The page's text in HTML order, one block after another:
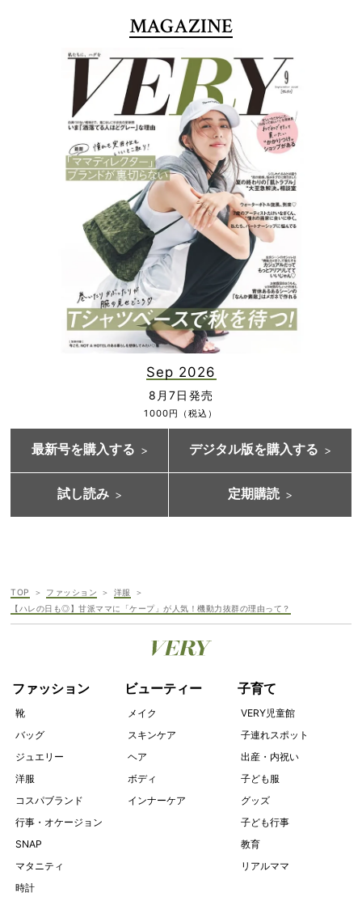
MAGAZINE
Sep 2026
8月7日発売
1000円（税込）
最新号を購入する デジタル版を購入する
試し読み 定期購読
TOP ファッション
洋服
【ハレの日も◎】甘派ママに「ケープ」が人気！機動力抜群の理由って？
ファッション
靴
バッグ
ジュエリー
洋服
コスパブランド
行事・オケージョン
SNAP
マタニティ
時計
ビューティー
メイク
スキンケア
ヘア
ボディ
インナーケア
子育て
VERY児童館
子連れスポット
出産・内祝い
子ども服
グッズ
子ども行事
教育
リアルママ